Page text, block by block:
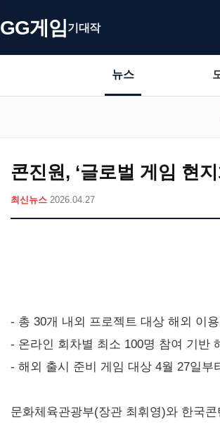
GG게임기대작
뉴스
콘진원, ‘글로벌 게임 현
최신뉴스 2026.04.27
- 총 30개 내외 프로젝트 대상 해외 이
- 온라인 회차별 최소 100명 참여 기반
- 해외 출시 준비 게임 대상 4월 27일부
문화체육관광부(장관 최휘영)와 한국